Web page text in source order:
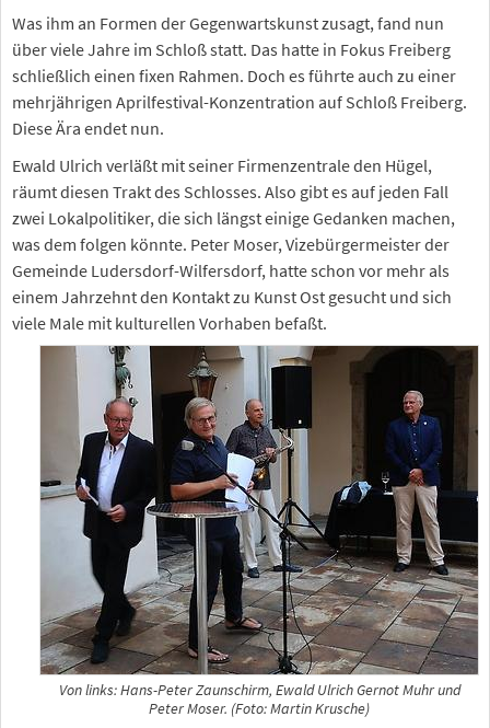
Was ihm an Formen der Gegenwartskunst zusagt, fand nun
über viele Jahre im Schloß statt. Das hatte in Fokus Freiberg
schließlich einen fixen Rahmen. Doch es führte auch zu einer
mehrjährigen Aprilfestival-Konzentration auf Schloß Freiberg.
Diese Ära endet nun.
Ewald Ulrich verläßt mit seiner Firmenzentrale den Hügel,
räumt diesen Trakt des Schlosses. Also gibt es auf jeden Fall
zwei Lokalpolitiker, die sich längst einige Gedanken machen,
was dem folgen könnte. Peter Moser, Vizebürgermeister der
Gemeinde Ludersdorf-Wilfersdorf, hatte schon vor mehr als
einem Jahrzehnt den Kontakt zu Kunst Ost gesucht und sich
viele Male mit kulturellen Vorhaben befaßt.
Von links: Hans-Peter Zaunschirm, Ewald Ulrich Gernot Muhr und
Peter Moser. (Foto: Martin Krusche)